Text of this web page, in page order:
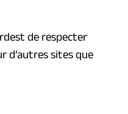
de respecter
d’autres sites que